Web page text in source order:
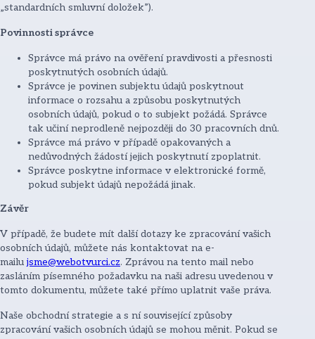
„standardních smluvní doložek”).
Povinnosti správce
Správce má právo na ověření pravdivosti a přesnosti
poskytnutých osobních údajů.
Správce je povinen subjektu údajů poskytnout
informace o rozsahu a způsobu poskytnutých
osobních údajů, pokud o to subjekt požádá. Správce
tak učiní neprodleně nejpozději do 30 pracovních dnů.
Správce má právo v případě opakovaných a
nedůvodných žádostí jejich poskytnutí zpoplatnit.
Správce poskytne informace v elektronické formě,
pokud subjekt údajů nepožádá jinak.
Závěr
V případě, že budete mít další dotazy ke zpracování vašich
osobních údajů, můžete nás kontaktovat na e-
mailu jsme@webotvurci.cz. Zprávou na tento mail nebo
zasláním písemného požadavku na naši adresu uvedenou v
tomto dokumentu, můžete také přímo uplatnit vaše práva.
Naše obchodní strategie a s ní související způsoby
zpracování vašich osobních údajů se mohou měnit. Pokud se